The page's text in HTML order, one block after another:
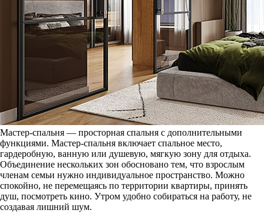
Мастер-спальня — просторная спальня с дополнительными
функциями. Мастер-спальня включает спальное место,
гардеробную, ванную или душевую, мягкую зону для отдыха.
Объединение нескольких зон обосновано тем, что взрослым
членам семьи нужно индивидуальное пространство. Можно
спокойно, не перемещаясь по территории квартиры, принять
душ, посмотреть кино. Утром удобно собираться на работу, не
создавая лишний шум.